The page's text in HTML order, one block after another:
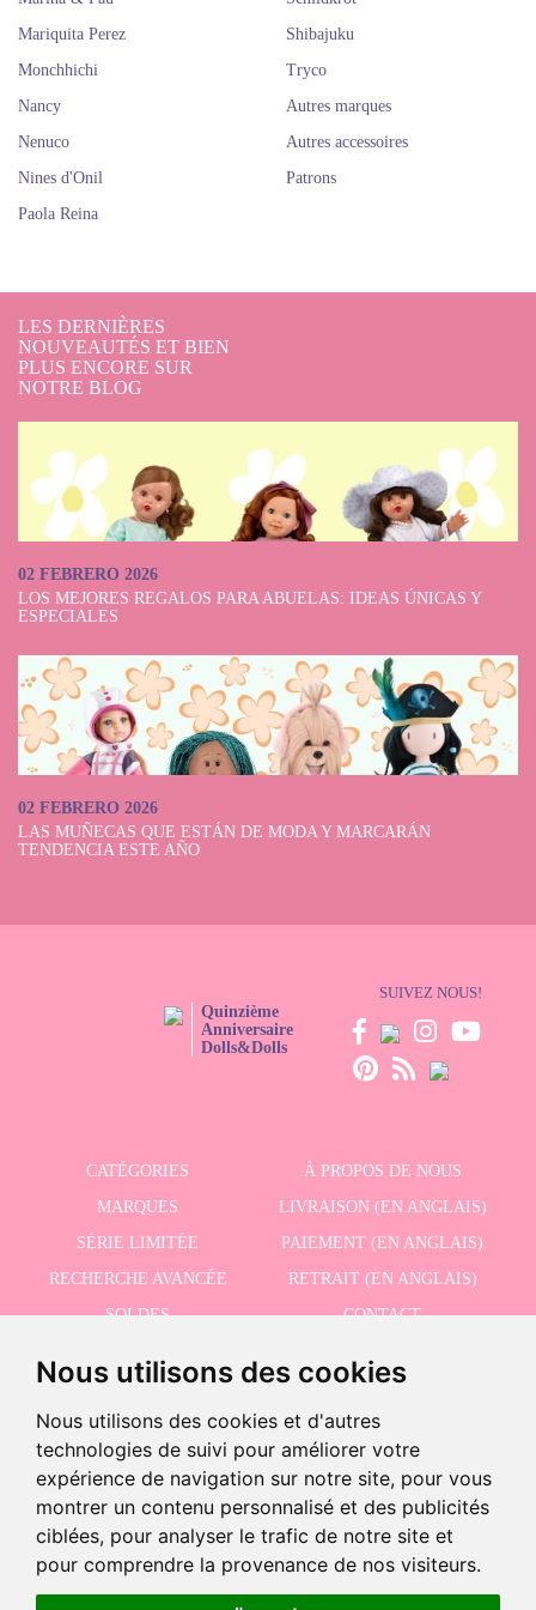
Nous utilisons des cookies
Nous utilisons des cookies et d'autres
technologies de suivi pour améliorer votre
expérience de navigation sur notre site, pour vous
montrer un contenu personnalisé et des publicités
ciblées, pour analyser le trafic de notre site et
pour comprendre la provenance de nos visiteurs.
Achetez des poupées Queen of the
North. Poupées russes de la
marque Reine du Nord.
Mariquita Perez
Monchhichi
Nancy
Nenuco
Nines d'Onil
Paola Reina
Shibajuku
Tryco
Autres marques
Autres accessoires
Patrons
LES DERNIÈRES
NOUVEAUTÉS ET BIEN
PLUS ENCORE SUR
NOTRE BLOG
02 FEBRERO 2026
LOS MEJORES REGALOS PARA ABUELAS: IDEAS ÚNICAS Y
ESPECIALES
02 FEBRERO 2026
LAS MUÑECAS QUE ESTÁN DE MODA Y MARCARÁN
TENDENCIA ESTE AÑO
Quinzième
Anniversaire
Dolls&Dolls
SUIVEZ NOUS!
CATÉGORIES
À PROPOS DE NOUS
MARQUES
LIVRAISON (EN ANGLAIS)
SÉRIE LIMITÉE
PAIEMENT (EN ANGLAIS)
RECHERCHE AVANCÉE
RETRAIT (EN ANGLAIS)
SOLDES
CONTACT
J'accepte la politique de confidentialité